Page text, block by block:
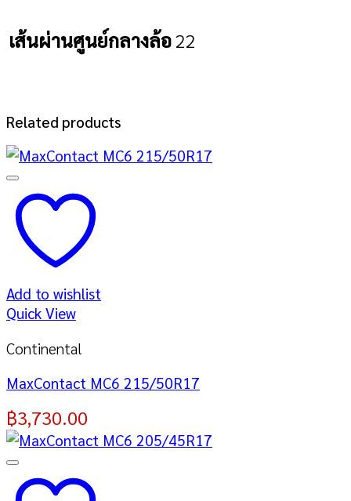
เส้นผ่านศูนย์กลางล้อ22
Related products
Add to wishlist
Quick View
Continental
MaxContact MC6 215/50R17
฿3,730.00